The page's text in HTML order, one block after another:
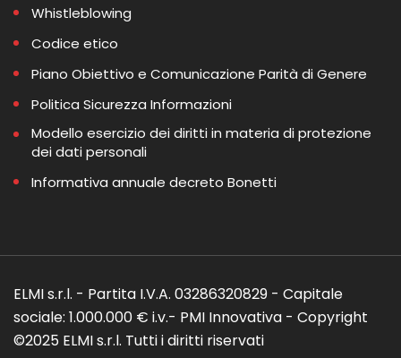
Whistleblowing
Codice etico
Piano Obiettivo e Comunicazione Parità di Genere
Politica Sicurezza Informazioni
Modello esercizio dei diritti in materia di protezione
dei dati personali
Informativa annuale decreto Bonetti
ELMI s.r.l. - Partita I.V.A. 03286320829 - Capitale
sociale: 1.000.000 € i.v.- PMI Innovativa - Copyright
©2025 ELMI s.r.l. Tutti i diritti riservati